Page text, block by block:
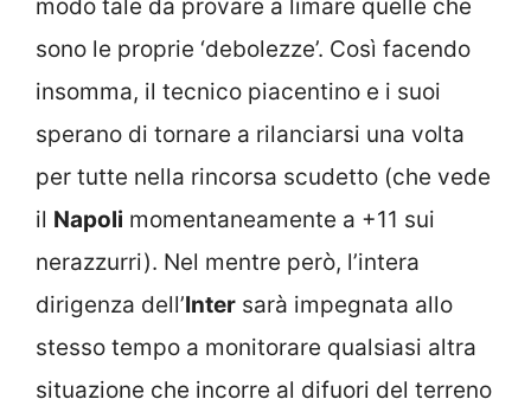
modo tale da provare a limare quelle che
sono le proprie ‘debolezze’. Così facendo
insomma, il tecnico piacentino e i suoi
sperano di tornare a rilanciarsi una volta
per tutte nella rincorsa scudetto (che vede
il Napoli momentaneamente a +11 sui
nerazzurri). Nel mentre però, l’intera
dirigenza dell’Inter sarà impegnata allo
stesso tempo a monitorare qualsiasi altra
situazione che incorre al difuori del terreno